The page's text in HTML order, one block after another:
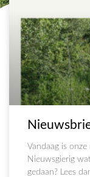
Vandaag is
Nieuwsgierig
gedaan? Lees